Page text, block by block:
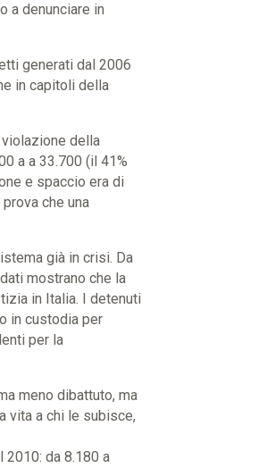
a denunciare in
generati dal 2006
in capitoli della
violazione della
a a 33.700 (il 41%
e spaccio era di
che una
già in crisi. Da
mostrano che la
in Italia. I detenuti
in custodia per
per la
meno dibattuto, ma
vita a chi le subisce,
da 8.180 a